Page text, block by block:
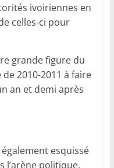
ivoiriennes en
celles-ci pour
grande figure du
2010-2011 à faire
an et demi après
esquissé
l’arène politique.